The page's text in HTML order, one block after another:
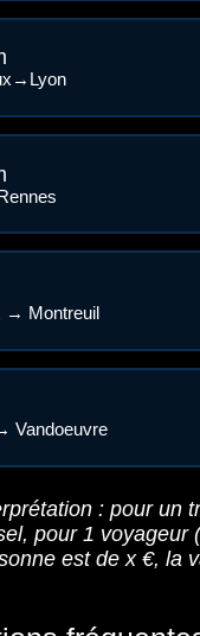
→ Montreuil
Vandoeuvre
: pour un
pour1 voyageur
est de x €, la